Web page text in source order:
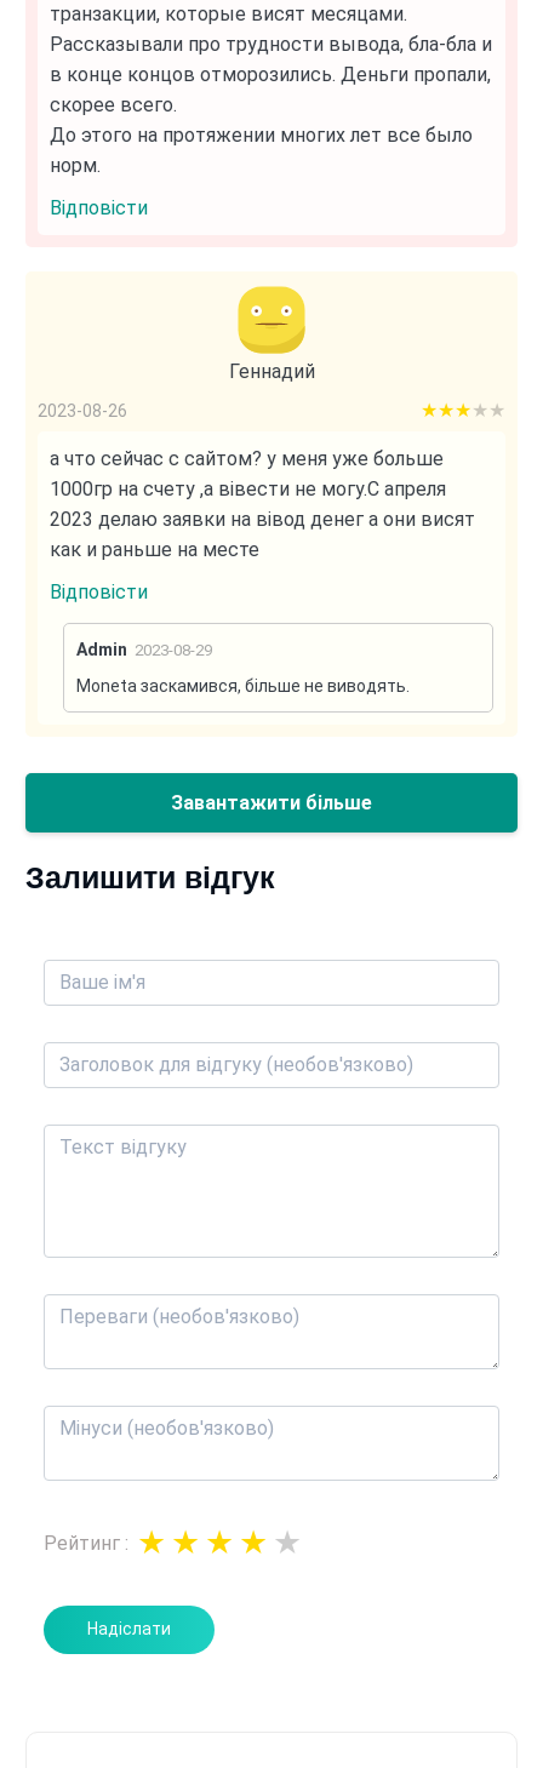
транзакции, которые висят месяцами.
Рассказывали про трудности вывода, бла-бла и
в конце концов отморозились. Деньги пропали,
скорее всего.
До этого на протяжении многих лет все было
норм.
Відповісти
Геннадий
2023-08-26 3 out of 5
а что сейчас с сайтом? у меня уже больше
1000гр на счету ,а вівести не могу.С апреля
2023 делаю заявки на вівод денег а они висят
как и раньше на месте
Відповісти
Admin 2023-08-29
Moneta заскамився, більше не виводять.
Залишити відгук
Рейтинг :
Надіслати